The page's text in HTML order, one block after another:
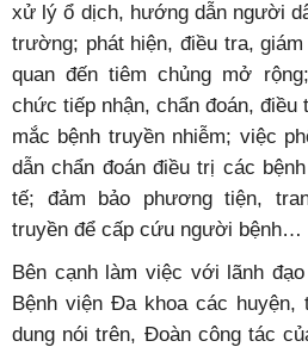
xử lý ổ dịch, hướng dẫn người
trường; phát hiện, điều tra,
quan đến tiêm chủng mở
chức tiếp nhận, chẩn đoán, điều
mắc bệnh truyền nhiễm; việc
dẫn chẩn đoán điều trị các
tế; đảm bảo phương tiện,
truyền để cấp cứu người bệnh…
Bên cạnh làm việc với lãnh
Bệnh viện Đa khoa các huyện,
dung nói trên, Đoàn công tác